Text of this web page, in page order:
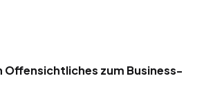
Offensichtliches zum Business-